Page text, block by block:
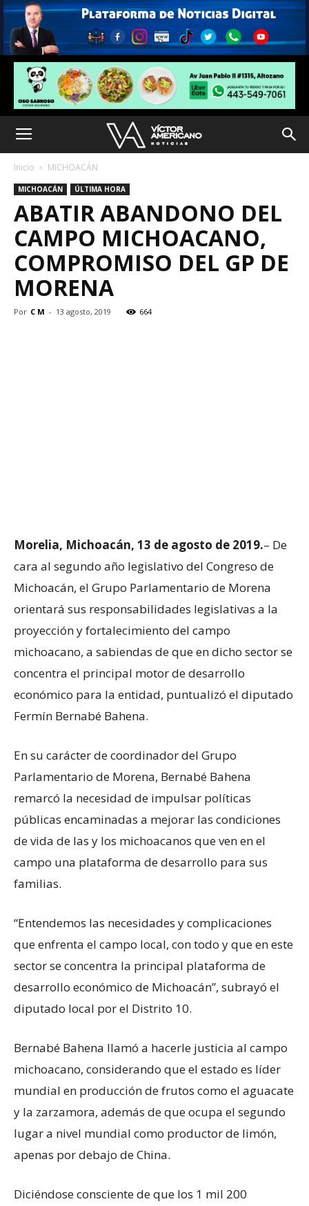
Inicio MICHOACÁN
MICHOACÁN ÚLTIMA HORA
ABATIR ABANDONO DEL
CAMPO MICHOACANO,
COMPROMISO DEL GP DE
MORENA
Por C M - 13 agosto, 2019 664
Morelia, Michoacán, 13 de agosto de 2019.– De
cara al segundo año legislativo del Congreso de
Michoacán, el Grupo Parlamentario de Morena
orientará sus responsabilidades legislativas a la
proyección y fortalecimiento del campo
michoacano, a sabiendas de que en dicho sector se
concentra el principal motor de desarrollo
económico para la entidad, puntualizó el diputado
Fermín Bernabé Bahena.
En su carácter de coordinador del Grupo
Parlamentario de Morena, Bernabé Bahena
remarcó la necesidad de impulsar políticas
públicas encaminadas a mejorar las condiciones
de vida de las y los michoacanos que ven en el
campo una plataforma de desarrollo para sus
familias.
“Entendemos las necesidades y complicaciones
que enfrenta el campo local, con todo y que en este
sector se concentra la principal plataforma de
desarrollo económico de Michoacán”, subrayó el
diputado local por el Distrito 10.
Bernabé Bahena llamó a hacerle justicia al campo
michoacano, considerando que el estado es líder
mundial en producción de frutos como el aguacate
y la zarzamora, además de que ocupa el segundo
lugar a nivel mundial como productor de limón,
apenas por debajo de China.
Diciéndose consciente de que los 1 mil 200